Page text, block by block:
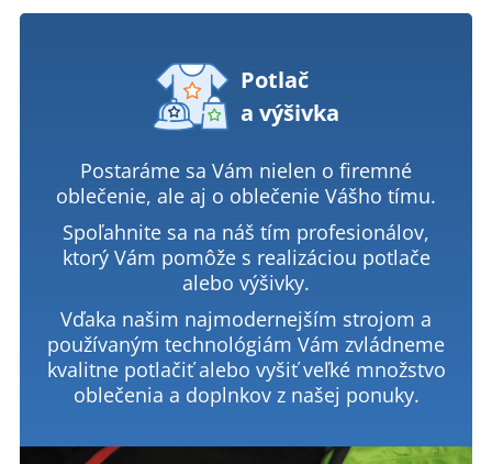
Potlač
a výšivka
Postaráme sa Vám nielen o firemné
oblečenie, ale aj o oblečenie Vášho tímu.
Spoľahnite sa na náš tím profesionálov,
ktorý Vám pomôže s realizáciou potlače
alebo výšivky.
Vďaka našim najmodernejším strojom a
používaným technológiám Vám zvládneme
kvalitne potlačiť alebo vyšiť veľké množstvo
oblečenia a doplnkov z našej ponuky.